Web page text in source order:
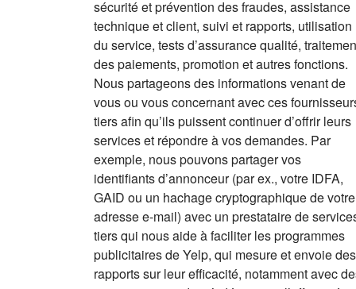
sécurité et prévention des fraudes, assistance
technique et client, suivi et rapports, utilisation
du service, tests d’assurance qualité,
des paiements, promotion et autres fonctions.
Nous partageons des informations venant de
vous ou vous concernant avec ces
tiers afin qu’ils puissent continuer d’offrir leurs
services et répondre à vos demandes. Par
exemple, nous pouvons partager vos
identifiants d’annonceur (par ex., votre IDFA,
GAID ou un hachage cryptographique de votre
adresse e-mail) avec un prestataire de
tiers qui nous aide à faciliter les programmes
publicitaires de Yelp, qui mesure et envoie des
rapports sur leur efficacité, notamment avec